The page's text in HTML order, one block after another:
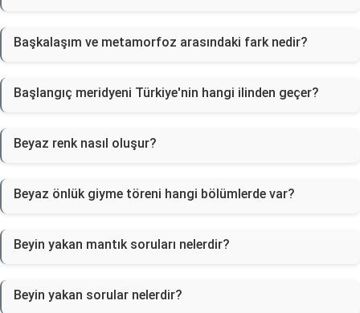
Başkalaşım ve metamorfoz arasındaki fark nedir?
Başlangıç meridyeni Türkiye'nin hangi ilinden geçer?
Beyaz renk nasıl oluşur?
Beyaz önlük giyme töreni hangi bölümlerde var?
Beyin yakan mantık soruları nelerdir?
Beyin yakan sorular nelerdir?